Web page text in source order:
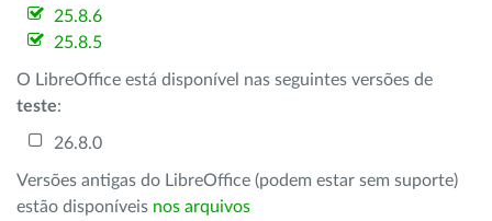
25.8.6
25.8.5
O LibreOffice está disponível nas seguintes versões de
teste:
26.8.0
Versões antigas do LibreOffice (podem estar sem suporte)
estão disponíveis nos arquivos